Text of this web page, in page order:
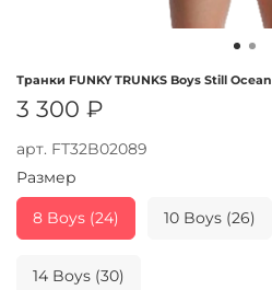
арт. FT32B02089
Транки FUNKY TRUNKS Boys Still Ocean
3 300 ₽
Размер
8 Boys (24) 10 Boys (26)
14 Boys (30)